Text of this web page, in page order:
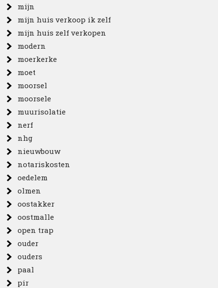
mijn
mijn huis verkoop ik zelf
mijn huis zelf verkopen
modern
moerkerke
moet
moorsel
moorsele
muurisolatie
nerf
nhg
nieuwbouw
notariskosten
oedelem
olmen
oostakker
oostmalle
open trap
ouder
ouders
paal
pir